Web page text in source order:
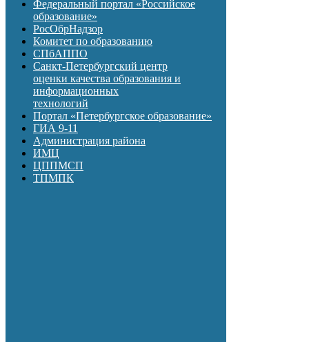
Федеральный портал «Российское
образование»
РосОбрНадзор
Комитет по образованию
СПбАППО
Санкт-Петербургский центр
оценки качества образования и
информационных
технологий
Портал «Петербургское образование»
ГИА 9-11
Администрация района
ИМЦ
ЦППМСП
ТПМПК